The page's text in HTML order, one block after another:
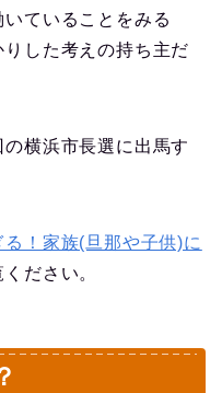
ていることをみる
した考えの持ち主だ
横浜市長選に出馬す
！家族(旦那や子供)に
ださい。